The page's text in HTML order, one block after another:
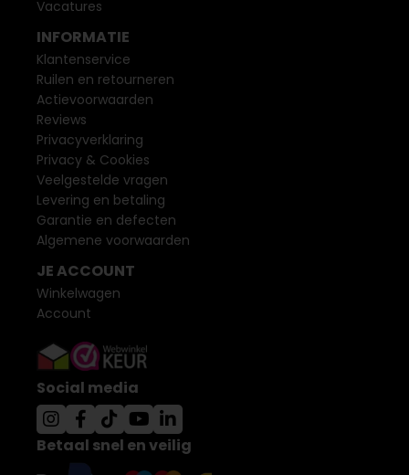
Vacatures
INFORMATIE
Klantenservice
Ruilen en retourneren
Actievoorwaarden
Reviews
Privacyverklaring
Privacy & Cookies
Veelgestelde vragen
Levering en betaling
Garantie en defecten
Algemene voorwaarden
JE ACCOUNT
Winkelwagen
Account
Social media
Betaal snel en veilig